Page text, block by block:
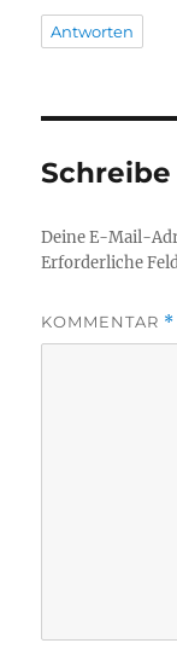
Antworten
Deine E-Mail-
Erforderliche
KOMMENTAR *